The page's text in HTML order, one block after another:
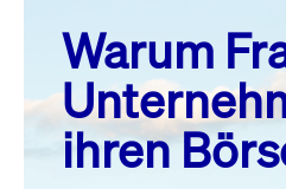
MO. DI. MI. DO.
3
4 5 6
Warum
ihren